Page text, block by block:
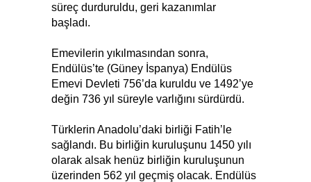
süreç durduruldu, geri kazanımlar
başladı.
Emevilerin yıkılmasından sonra,
Endülüs’te (Güney İspanya) Endülüs
Emevi Devleti 756’da kuruldu ve 1492’ye
değin 736 yıl süreyle varlığını sürdürdü.
Türklerin Anadolu’daki birliği Fatih’le
sağlandı. Bu birliğin kuruluşunu 1450 yılı
olarak alsak henüz birliğin kuruluşunun
üzerinden 562 yıl geçmiş olacak. Endülüs